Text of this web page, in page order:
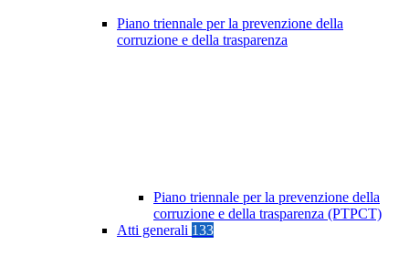
Piano triennale per la prevenzione della
corruzione e della trasparenza
Piano triennale per la prevenzione della
corruzione e della trasparenza (PTPCT)
Atti generali 133